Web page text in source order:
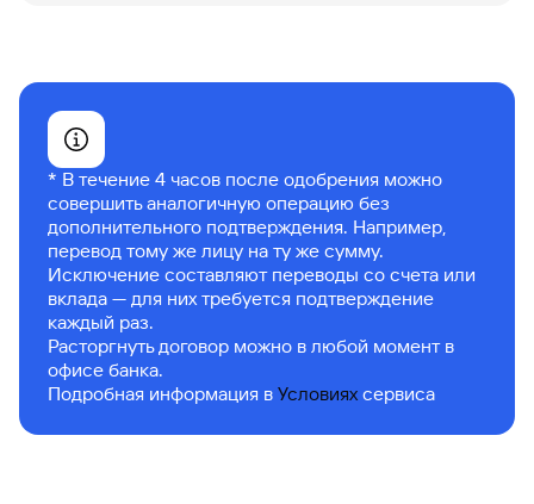
* В течение 4 часов после одобрения можно
совершить аналогичную операцию без
дополнительного подтверждения. Например,
перевод тому же лицу на ту же сумму.
Исключение составляют переводы со счета или
вклада — для них требуется подтверждение
каждый раз.
Расторгнуть договор можно в любой момент в
офисе банка.
Подробная информация в Условиях сервиса